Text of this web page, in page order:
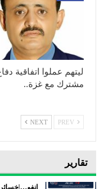
ليتهم عملوا اتفاقية
مشترك مع غزة..
NEXT
تقارير
انفو…|خسائر